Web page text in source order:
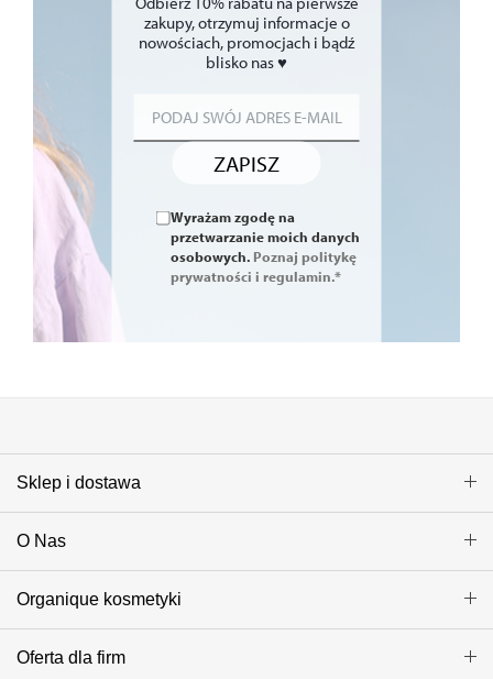
zakupy, otrzymuj informacje o
nowościach, promocjach i bądź
blisko nas ♥
ZAPISZ
Wyrażam zgodę na
przetwarzanie moich danych
osobowych. Poznaj politykę
prywatności i regulamin.*
Sklep i dostawa
O Nas
Organique kosmetyki
Oferta dla firm